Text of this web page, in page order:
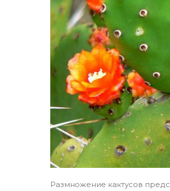
Размножение кактусов